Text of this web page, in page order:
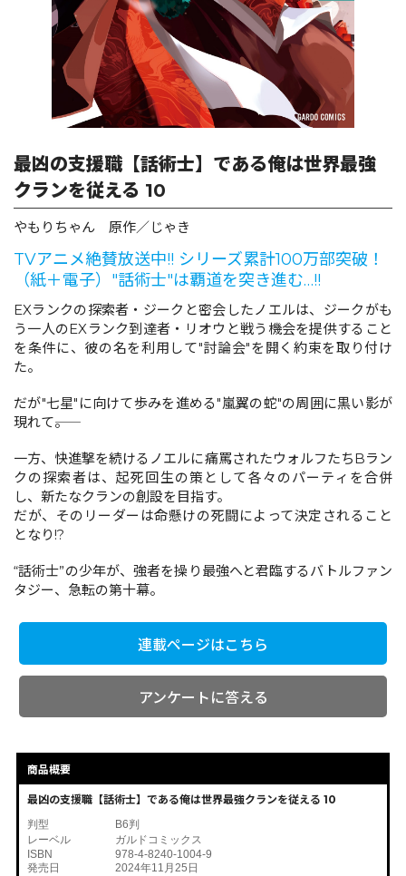
コミックガルド
コミッククリエ
コミックパルフェ
コミックエッセイ
最凶の支援職【話術士】である俺は世界最強
クランを従える 10
やもりちゃん 原作／じゃき
TVアニメ絶賛放送中!! シリーズ累計100万部突破！
（紙＋電子）"話術士"は覇道を突き進む…!!
EXランクの探索者・ジークと密会したノエルは、ジークがも
う一人のEXランク到達者・リオウと戦う機会を提供すること
を条件に、彼の名を利用して"討論会"を開く約束を取り付け
た。
だが"七星"に向けて歩みを進める"嵐翼の蛇"の周囲に黒い影が
現れて――。
一方、快進撃を続けるノエルに痛罵されたウォルフたちBラン
クの探索者は、起死回生の策として各々のパーティを合併
し、新たなクランの創設を目指す。
だが、そのリーダーは命懸けの死闘によって決定されること
となり!?
“話術士”の少年が、強者を操り最強へと君臨するバトルファン
タジー、急転の第十幕。
連載ページはこちら
アンケートに答える
商品概要
最凶の支援職【話術士】である俺は世界最強クランを従える 10
判型
B6判
レーベル
ガルドコミックス
ISBN
978-4-8240-1004-9
発売日
2024年11月25日